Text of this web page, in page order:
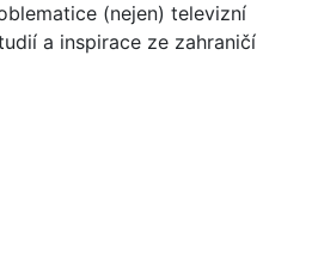
(nejen) televizní
a inspirace ze zahraničí